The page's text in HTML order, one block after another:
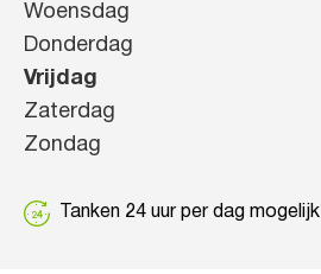
Woensdag
Donderdag
Vrijdag
Zaterdag
Zondag
Tanken 24 uur per dag mogelijk